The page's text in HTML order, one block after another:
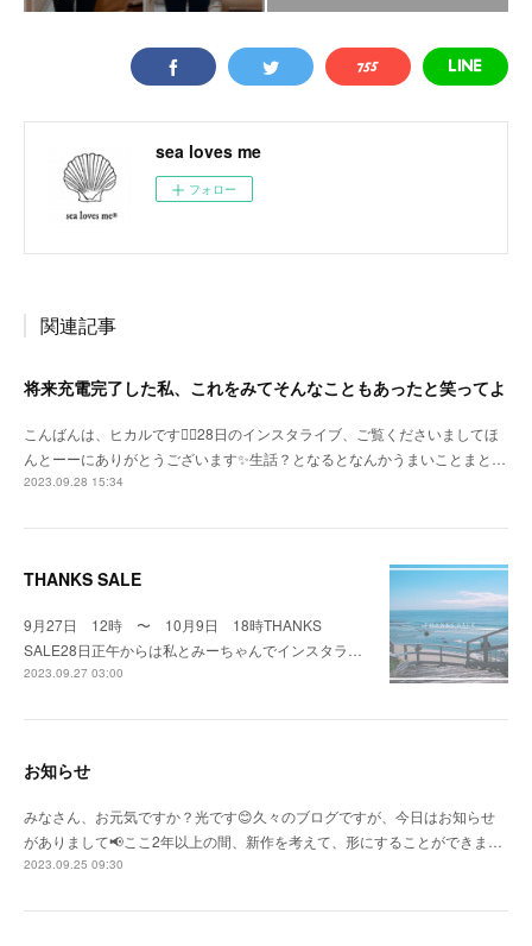
sea loves me
フォロー
関連記事
将来充電完了した私、これをみてそんなこともあったと笑ってよ
こんばんは、ヒカルです🙇‍♀️28日のインスタライブ、ご覧くださいましてほ
んとーーにありがとうございます✨生話？となるとなんかうまいことまと…
2023.09.28 15:34
THANKS SALE
9月27日 12時 〜 10月9日 18時THANKS
SALE28日正午からは私とみーちゃんでインスタラ…
2023.09.27 03:00
お知らせ
みなさん、お元気ですか？光です😊久々のブログですが、今日はお知らせ
がありまして📢ここ2年以上の間、新作を考えて、形にすることができま…
2023.09.25 09:30